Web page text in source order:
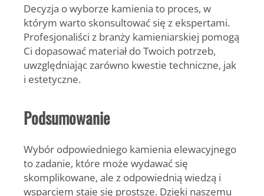
Decyzja o wyborze kamienia to proces, w
którym warto skonsultować się z ekspertami.
Profesjonaliści z branży kamieniarskiej pomogą
Ci dopasować materiał do Twoich potrzeb,
uwzględniając zarówno kwestie techniczne, jak
i estetyczne.
Podsumowanie
Wybór odpowiedniego kamienia elewacyjnego
to zadanie, które może wydawać się
skomplikowane, ale z odpowiednią wiedzą i
wsparciem staje się prostsze. Dzięki naszemu